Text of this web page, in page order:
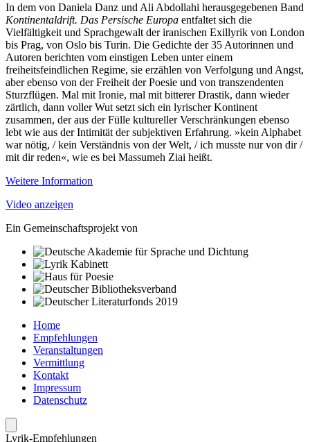
In dem von Daniela Danz und Ali Abdollahi herausgegebenen Band
Kontinentaldrift. Das Persische Europa entfaltet sich die
Vielfältigkeit und Sprachgewalt der iranischen Exillyrik von London
bis Prag, von Oslo bis Turin. Die Gedichte der 35 Autorinnen und
Autoren berichten vom einstigen Leben unter einem
freiheitsfeindlichen Regime, sie erzählen von Verfolgung und Angst,
aber ebenso von der Freiheit der Poesie und von transzendenten
Sturzflügen. Mal mit Ironie, mal mit bitterer Drastik, dann wieder
zärtlich, dann voller Wut setzt sich ein lyrischer Kontinent
zusammen, der aus der Fülle kultureller Verschränkungen ebenso
lebt wie aus der Intimität der subjektiven Erfahrung. »kein Alphabet
war nötig, / kein Verständnis von der Welt, / ich musste nur von dir /
mit dir reden«, wie es bei Massumeh Ziai heißt.
Weitere Information
Video anzeigen
Ein Gemeinschaftsprojekt von
Home
Empfehlungen
Veranstaltungen
Vermittlung
Kontakt
Impressum
Datenschutz
Lyrik-Empfeh­lungen